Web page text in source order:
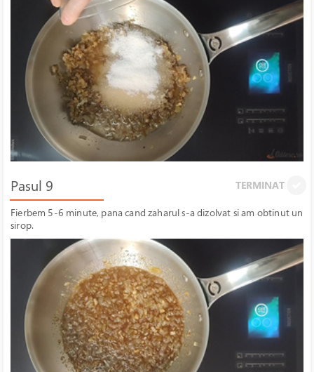
Pasul 9 TERMINAT
Fierbem 5-6 minute, pana cand zaharul s-a dizolvat si am obtinut un
sirop.